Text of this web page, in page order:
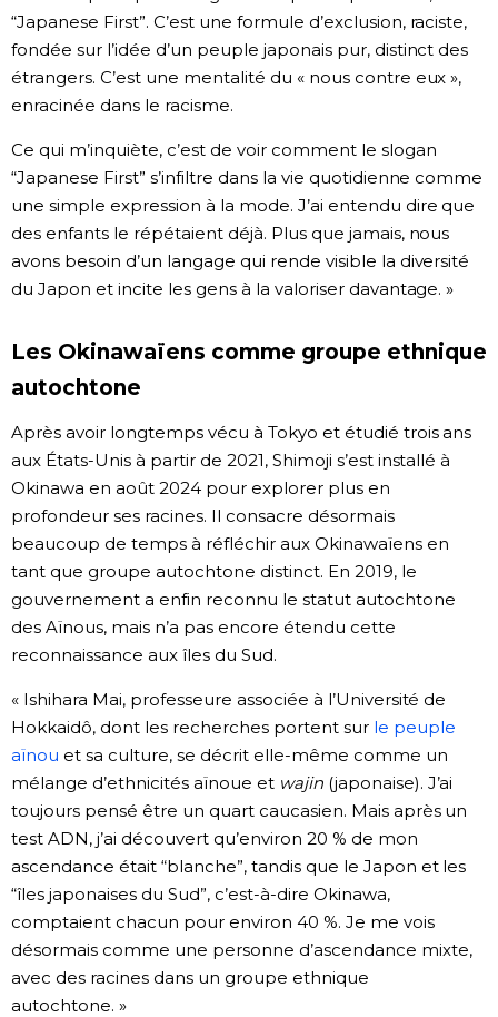
“Japanese First”. C’est une formule d’exclusion, raciste,
fondée sur l’idée d’un peuple japonais pur, distinct des
étrangers. C’est une mentalité du « nous contre eux »,
enracinée dans le racisme.
Ce qui m’inquiète, c’est de voir comment le slogan
“Japanese First” s’infiltre dans la vie quotidienne comme
une simple expression à la mode. J’ai entendu dire que
des enfants le répétaient déjà. Plus que jamais, nous
avons besoin d’un langage qui rende visible la diversité
du Japon et incite les gens à la valoriser davantage. »
Les Okinawaïens comme groupe ethnique
autochtone
Après avoir longtemps vécu à Tokyo et étudié trois ans
aux États-Unis à partir de 2021, Shimoji s’est installé à
Okinawa en août 2024 pour explorer plus en
profondeur ses racines. Il consacre désormais
beaucoup de temps à réfléchir aux Okinawaïens en
tant que groupe autochtone distinct. En 2019, le
gouvernement a enfin reconnu le statut autochtone
des Aïnous, mais n’a pas encore étendu cette
reconnaissance aux îles du Sud.
« Ishihara Mai, professeure associée à l’Université de
Hokkaidô, dont les recherches portent sur le peuple
aïnou et sa culture, se décrit elle-même comme un
mélange d’ethnicités aïnoue et wajin(japonaise). J’ai
toujours pensé être un quart caucasien. Mais après un
test ADN, j’ai découvert qu’environ 20 % de mon
ascendance était “blanche”, tandis que le Japon et les
“îles japonaises du Sud”, c’est-à-dire Okinawa,
comptaient chacun pour environ 40 %. Je me vois
désormais comme une personne d’ascendance mixte,
avec des racines dans un groupe ethnique
autochtone. »